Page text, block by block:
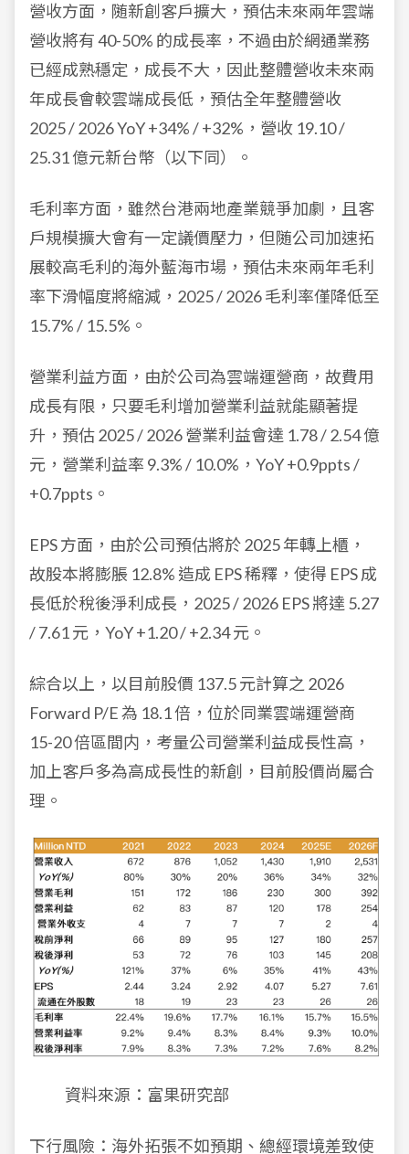
營收方面，随新創客戶擴大，預估未來兩年雲端
營收將有 40-50% 的成長率，不過由於網通業務
已經成熟穩定，成長不大，因此整體營收未來兩
年成長會較雲端成長低，預估全年整體營收
2025 / 2026 YoY +34% / +32%，營收 19.10 /
25.31 億元新台幣（以下同）。
毛利率方面，雖然台港兩地產業競爭加劇，且客
戶規模擴大會有一定議價壓力，但随公司加速拓
展較高毛利的海外藍海市場，預估未來兩年毛利
率下滑幅度將縮減，2025 / 2026 毛利率僅降低至
15.7% / 15.5%。
營業利益方面，由於公司為雲端運營商，故費用
成長有限，只要毛利增加營業利益就能顯著提
升，預估 2025 / 2026 營業利益會達 1.78 / 2.54 億
元，營業利益率 9.3% / 10.0%，YoY +0.9ppts /
+0.7ppts。
EPS 方面，由於公司預估將於 2025 年轉上櫃，
故股本將膨脹 12.8% 造成 EPS 稀釋，使得 EPS 成
長低於稅後淨利成長，2025 / 2026 EPS 將達 5.27
/ 7.61 元，YoY +1.20 / +2.34 元。
綜合以上，以目前股價 137.5 元計算之 2026
Forward P/E 為 18.1 倍，位於同業雲端運營商
15-20 倍區間内，考量公司營業利益成長性高，
加上客戶多為高成長性的新創，目前股價尚屬合
理。
資料來源：富果研究部
下行風險：海外拓張不如預期、總經環境差致使